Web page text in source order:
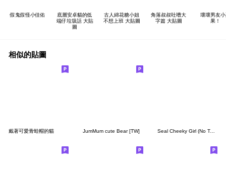
假鬼假怪小佳佑
底層安卓貓的低
端仔垃圾話 大貼
圖
古人綿花糖小姐
不想上班 大貼圖
角落叔叔吐嘈大
字篇 大貼圖
壞壞男友
果！
相似的貼圖
戴著可愛青蛙帽的貓 JumMum cute Bear [TW] Seal Cheeky Girl (No Text)